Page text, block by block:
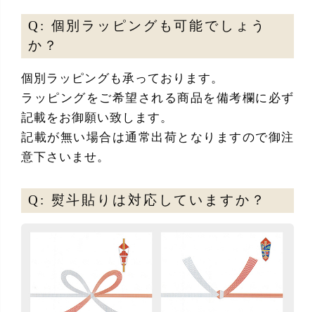
Q: 個別ラッピングも可能でしょう
か？
個別ラッピングも承っております。
ラッピングをご希望される商品を備考欄に必ず
記載をお御願い致します。
記載が無い場合は通常出荷となりますので御注
意下さいませ。
Q: 熨斗貼りは対応していますか？